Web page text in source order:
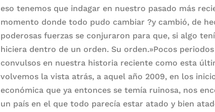
eso tenemos que indagar en nuestro pasado más
momento donde todo pudo cambiar ?y cambió, de
poderosas fuerzas se conjuraron para que, si algo
hiciera dentro de un orden. Su orden.»Pocos
convulsos en nuestra historia reciente como esta
volvemos la vista atrás, a aquel año 2009, en los
económica que ya entonces se temía ruinosa, nos
un país en el que todo parecía estar atado y bien